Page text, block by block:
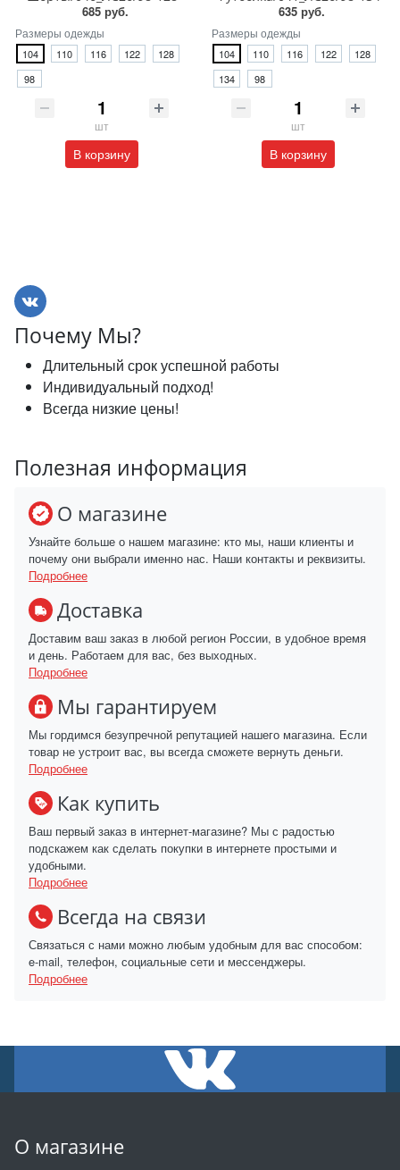
685 руб.
Размеры одежды
104 110 116 122
128
98
шт
В корзину
635 руб.
Размеры одежды
104 110 116 122
128
134
98
шт
В корзину
Почему Мы?
Длительный срок успешной работы
Индивидуальный подход!
Всегда низкие цены!
Полезная информация
О магазине
Узнайте больше о нашем магазине: кто мы, наши клиенты и
почему они выбрали именно нас. Наши контакты и реквизиты.
Подробнее
Доставка
Доставим ваш заказ в любой регион России, в удобное время
и день. Работаем для вас, без выходных.
Подробнее
Мы гарантируем
Мы гордимся безупречной репутацией нашего магазина. Если
товар не устроит вас, вы всегда сможете вернуть деньги.
Подробнее
Как купить
Ваш первый заказ в интернет-магазине? Мы с радостью
подскажем как сделать покупки в интернете простыми и
удобными.
Подробнее
Всегда на связи
Связаться с нами можно любым удобным для вас способом:
e-mail, телефон, социальные сети и мессенджеры.
Подробнее
О магазине